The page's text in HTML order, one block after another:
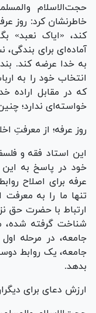
حجت‌الاسلام
خاطرنشان کرد: روز
کند، «ایاک نعبد»
آماده‌ای برای
به خدا عرضه کند.
انتخاب خود را به
که در مقابل اراده
خواسته‌ای ندارد؛
روز عرفه؛ از معرفتِ
این استاد فقه و
خود در پاسخ به
عرفه برای اصلاح
تنها ما را به معرفت
ارتباط با حضرت حق
شناخت گرفته شده،
جامعه، در مرحله اول
جامعه، یک روابط
بدهد.
ارزش دعای برای